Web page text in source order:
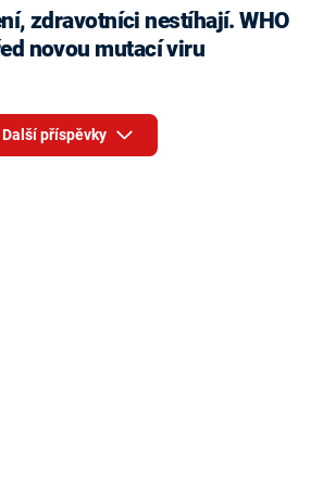
zdravotníci nestíhají. WHO
novou mutací viru
Další příspěvky